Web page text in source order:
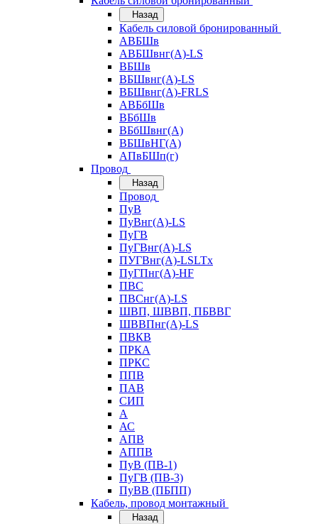
Назад
Кабель силовой бронированный
АВБШв
АВБШвнг(А)-LS
ВБШв
ВБШвнг(А)-LS
ВБШвнг(А)-FRLS
АВБбШв
ВБбШв
ВБбШвнг(А)
ВБШвНГ(А)
АПвБШп(г)
Провод
Назад
Провод
ПуВ
ПуВнг(А)-LS
ПуГВ
ПуГВнг(А)-LS
ПУГВнг(А)-LSLTx
ПуГПнг(А)-HF
ПВС
ПВСнг(А)-LS
ШВП, ШВВП, ПБВВГ
ШВВПнг(А)-LS
ПВКВ
ПРКА
ПРКС
ППВ
ПАВ
СИП
А
АС
АПВ
АППВ
ПуВ (ПВ-1)
ПуГВ (ПВ-3)
ПуВВ (ПБПП)
Кабель, провод монтажный
Назад